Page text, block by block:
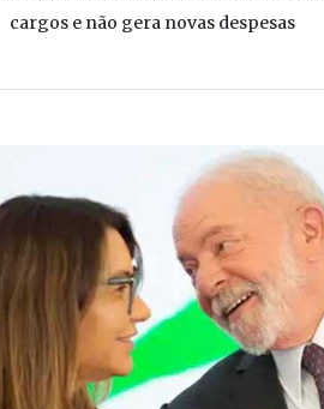
cargos e não gera novas despesas